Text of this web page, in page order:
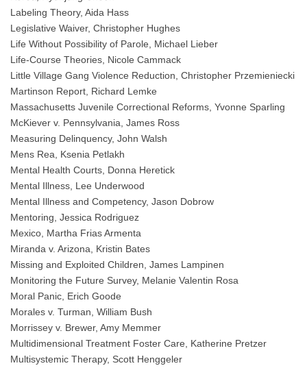
Labeling Theory, Aida Hass
Legislative Waiver, Christopher Hughes
Life Without Possibility of Parole, Michael Lieber
Life-Course Theories, Nicole Cammack
Little Village Gang Violence Reduction, Christopher Przemieniecki
Martinson Report, Richard Lemke
Massachusetts Juvenile Correctional Reforms, Yvonne Sparling
McKiever v. Pennsylvania, James Ross
Measuring Delinquency, John Walsh
Mens Rea, Ksenia Petlakh
Mental Health Courts, Donna Heretick
Mental Illness, Lee Underwood
Mental Illness and Competency, Jason Dobrow
Mentoring, Jessica Rodriguez
Mexico, Martha Frias Armenta
Miranda v. Arizona, Kristin Bates
Missing and Exploited Children, James Lampinen
Monitoring the Future Survey, Melanie Valentin Rosa
Moral Panic, Erich Goode
Morales v. Turman, William Bush
Morrissey v. Brewer, Amy Memmer
Multidimensional Treatment Foster Care, Katherine Pretzer
Multisystemic Therapy, Scott Henggeler